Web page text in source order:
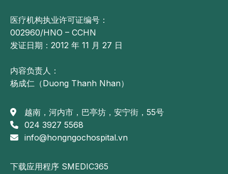
医疗机构执业许可证编号：
002960/HNO – CCHN
发证日期：2012 年 11 月 27 日
内容负责人：
杨成仁（Duong Thanh Nhan）
越南，河内市，巴亭坊，安宁街，55号
024 3927 5568
info@hongngochospital.vn
下载应用程序 SMEDIC365